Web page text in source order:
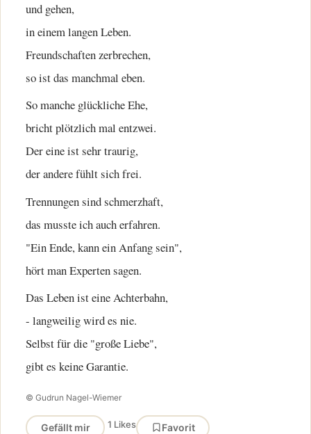
und gehen,
in einem langen Leben.
Freundschaften zerbrechen,
so ist das manchmal eben.
So manche glückliche Ehe,
bricht plötzlich mal entzwei.
Der eine ist sehr traurig,
der andere fühlt sich frei.
Trennungen sind schmerzhaft,
das musste ich auch erfahren.
"Ein Ende, kann ein Anfang sein",
hört man Experten sagen.
Das Leben ist eine Achterbahn,
- langweilig wird es nie.
Selbst für die "große Liebe",
gibt es keine Garantie.
© Gudrun Nagel-Wiemer
Gefällt mir 1 Likes Favorit